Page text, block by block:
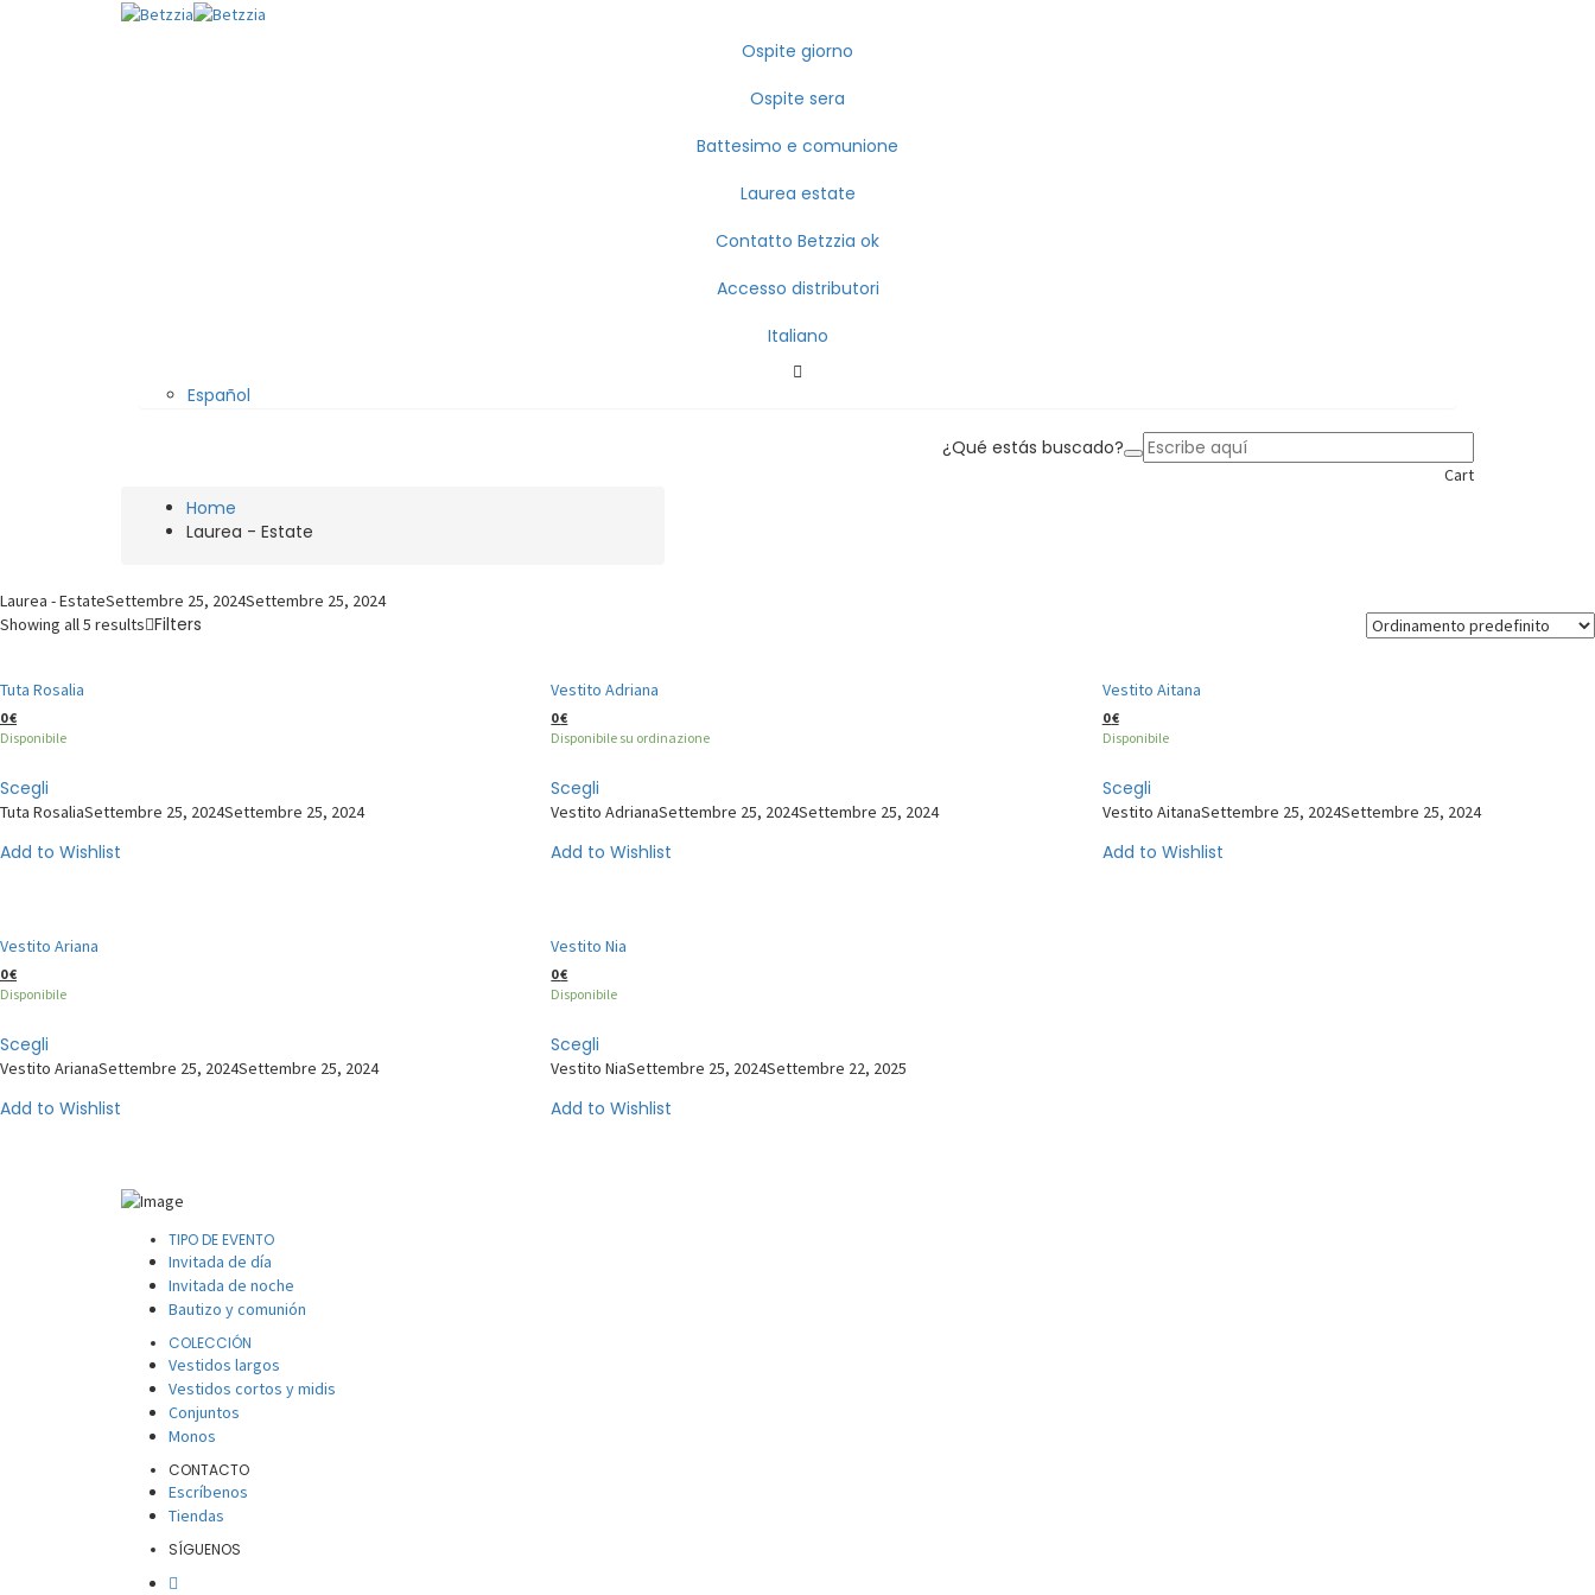
Ospite giorno
Ospite sera
Battesimo e comunione
Laurea estate
Contatto Betzzia ok
Accesso distributori
Italiano
Español
¿Qué estás buscado?
Cart
Home
Laurea - Estate
Laurea - EstateSettembre 25, 2024Settembre 25, 2024
Showing all 5 results Filters
Tuta Rosalia
0€
Disponibile
Scegli
Tuta RosaliaSettembre 25, 2024Settembre 25, 2024
Add to Wishlist
Vestito Adriana
0€
Disponibile su ordinazione
Scegli
Vestito AdrianaSettembre 25, 2024Settembre 25, 2024
Add to Wishlist
Vestito Aitana
0€
Disponibile
Scegli
Vestito AitanaSettembre 25, 2024Settembre 25, 2024
Add to Wishlist
Vestito Ariana
0€
Disponibile
Scegli
Vestito ArianaSettembre 25, 2024Settembre 25, 2024
Add to Wishlist
Vestito Nia
0€
Disponibile
Scegli
Vestito NiaSettembre 25, 2024Settembre 22, 2025
Add to Wishlist
TIPO DE EVENTO
Invitada de día
Invitada de noche
Bautizo y comunión
COLECCIÓN
Vestidos largos
Vestidos cortos y midis
Conjuntos
Monos
CONTACTO
Escríbenos
Tiendas
SÍGUENOS